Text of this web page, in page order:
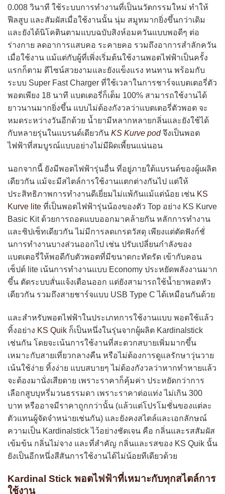
0.008 วินาที ใช้ระบบการทำงานที่เป็นนวัตกรรมใหม่ ทำให้
ฟีลสูบ และสัมผัสเมื่อใช้งานนั้น นุ่ม สมูทมากยิ่งขึ้นกว่าเดิม
และยังได้นิโคตินตามแบบฉบับสิงห์อมควันแบบพอดีๆ ต่อ
ร่างกาย ลดอาการแสบคอ ระคายคอ รวมถึงอาการสำลักควัน
เมื่อใช้งาน แม้แต่กับผู้ที่เพิ่งเริ่มต้นใช้งานพอตไฟฟ้าเป็นครั้ง
แรกก็ตาม ดีไซน์สวยงามและยังแข็งแรง ทนทาน พร้อมกับ
ระบบ Super Fast Charger ที่ใช้เวลาในการชาร์จแบตเตอรี่ตัว
พอตเพียง 18 นาที แบตเตอรี่ก็เต็ม 100% สามารถใช้งานได้
ยาวนานมากยิ่งขึ้น แบบไม่ต้องกังวลว่าแบตเตอรี่ตัวพอต จะ
หมดระหว่างวันอีกด้วย น้ำยามีหลากหลายกลิ่นและยังใช้ได้
กับหลายรุ่นในแบรนด์เดียวกัน KS Kurve pod จึงเป็นพอต
ไฟฟ้าที่สมบูรณ์แบบอย่างไม่มีผิดเพี้ยนแน่นอน
นอกจากนี้ ยังมีพอตไฟฟ้ารุ่นอื่น ที่อยู่ภายใต้แบรนด์ของผู้เผลิต
เดียวกัน แม้จะมีสไตล์การใช้งานแตกต่างกันไป แต่ให้
ประสิทธิภาพการทำงานดีเยี่ยมไม่แพ้กันแม้แต่น้อย เช่น KS
Kurve lite ที่เป็นพอตไฟฟ้ารุ่นน้องของตัว Top อย่าง KS Kurve
Basic Kit ด้วยการถอดแบบออกมาคล้ายกัน หลักการทำงาน
และซิปเซ็ทเดียวกัน ไม่มีการลดเกรดวัสดุ เพียงแต่ตัดฟังก์ชั่
นการทำงานบางส่วนออกไป เช่น ปรับเปลี่ยนกำลังของ
แบตเตอรี่ให้พอดีกับตัวพอตที่มีขนาดกะทัดรัด เข้ากับคอน
เซ็ปต์ lite เน้นการทำงานแบบ Economy ประหยัดพลังงานมาก
ขึ้น ตัดระบบสั่นแจ้งเตือนออก แต่ยังสามารถใช้น้ำยาพอตหัว
เดียวกัน รวมถึงสายชาร์จแบบ USB Type C ได้เหมือนกันด้วย
และสำหรับพอตไฟฟ้าในประเภทการใช้งานแบบ พอตใช้แล้ว
ทิ้งอย่าง KS Quik ก็เป็นหนึ่งในรุ่นจากผู้ผลิต Kardinalstick
เช่นกัน โดยจะเน้นการใช้งานที่สะดวกสบายเพิ่มมากขึ้น
เหมาะกับสายเที่ยวกลางคืน หรือไม่ต้องการดูแลรักษาวุ่นวาย
เน้นใช้ง่าย ทิ้งง่าย แบบสบายๆ ไม่ต้องกังวลว่าหากทำหายแล้ว
จะต้องมานั่งเสียดาย เพราะราคาก็คุ้มค่า ประหยัดกว่าการ
เลือกสูบบุหรี่มวนธรรมดา เพราะราคาต่อแท่ง ไม่เกิน 300
บาท หรืออาจมีราคาถูกกว่านั้น (แล้วแต่โปรโมชั่นของแต่ละ
ตัวแทนผู้จัดจำหน่ายเช่นกัน) และยังคงสไตล์และเอกลักษณ์
ความเป็น Kardinalstick ไว้อย่างชัดเจน คือ กลิ่นและรสสัมผัส
เข้มข้น กลิ่นไม่จาง และที่สำคัญ กลิ่นและรสของ KS Quik นั้น
ยังเป็นอีกหนึ่งสีสันการใช้งานได้ไม่น้อยทีเดียวด้วย
Kardinal Stick พอตไฟฟ้าที่เหมาะกับทุกสไตล์การ
ใช้งาน